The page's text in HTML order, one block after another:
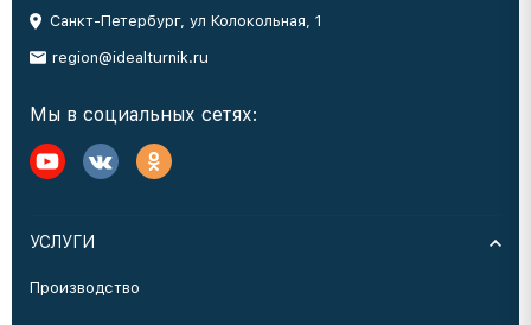
Санкт-Петербург, ул Колокольная, 1
region@idealturnik.ru
Мы в социальных сетях:
УСЛУГИ
Производство